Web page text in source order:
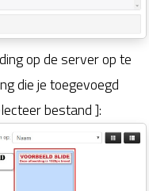
op de server op te
die je toegevoegd
bestand ]: